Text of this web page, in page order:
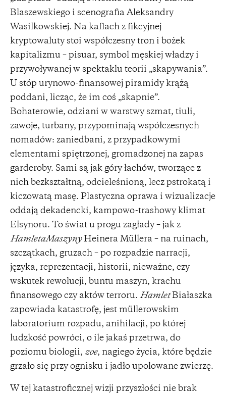
Blaszewskiego i scenografia Aleksandry
Wasilkowskiej. Na kaflach z fikcyjnej
kryptowaluty stoi współczesny tron i bożek
kapitalizmu – pisuar, symbol męskiej władzy i
przywoływanej w spektaklu teorii „skapywania”.
U stóp urynowo-finansowej piramidy krążą
poddani, licząc, że im coś „skapnie”.
Bohaterowie, odziani w warstwy szmat, tiuli,
zawoje, turbany, przypominają współczesnych
nomadów: zaniedbani, z przypadkowymi
elementami spiętrzonej, gromadzonej na zapas
garderoby. Sami są jak góry łachów, tworzące z
nich bezkształtną, odcieleśnioną, lecz pstrokatą i
kiczowatą masę. Plastyczna oprawa i wizualizacje
oddają dekadencki, kampowo-trashowy klimat
Elsynoru. To świat u progu zagłady – jak z
HamletaMaszynyHeinera Müllera – na ruinach,
szczątkach, gruzach – po rozpadzie narracji,
języka, reprezentacji, historii, nieważne, czy
wskutek rewolucji, buntu maszyn, krachu
finansowego czy aktów terroru. HamletBiałaszka
zapowiada katastrofę, jest müllerowskim
laboratorium rozpadu, anihilacji, po której
ludzkość powróci, o ile jakaś przetrwa, do
poziomu biologii, zoe, nagiego życia, które będzie
grzało się przy ognisku i jadło upolowane zwierzę.
W tej katastroficznej wizji przyszłości nie brak